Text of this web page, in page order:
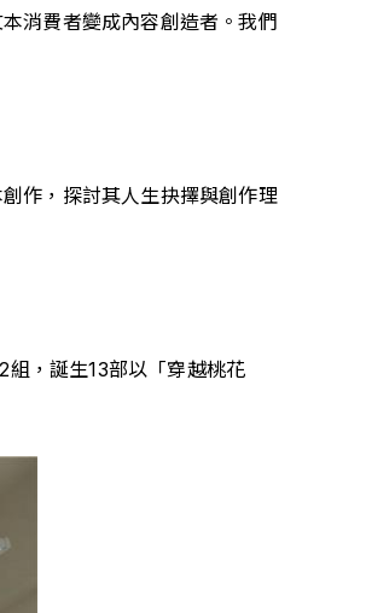
消費者變成內容創造者。我們
作，探討其人生抉擇與創作理
，誕生13部以「穿越桃花